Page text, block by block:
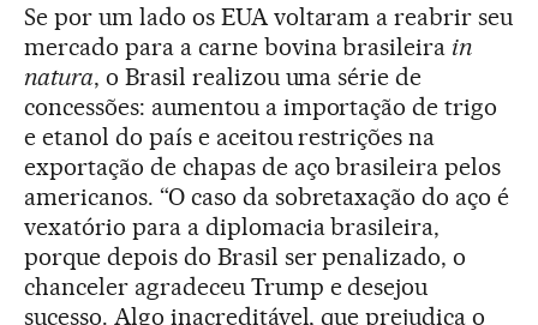
Se por um lado os EUA voltaram a reabrir seu
mercado para a carne bovina brasileira in
natura, o Brasil realizou uma série de
concessões: aumentou a importação de trigo
e etanol do país e aceitou restrições na
exportação de chapas de aço brasileira pelos
americanos. “O caso da sobretaxação do aço é
vexatório para a diplomacia brasileira,
porque depois do Brasil ser penalizado, o
chanceler agradeceu Trump e desejou
sucesso. Algo inacreditável, que prejudica o